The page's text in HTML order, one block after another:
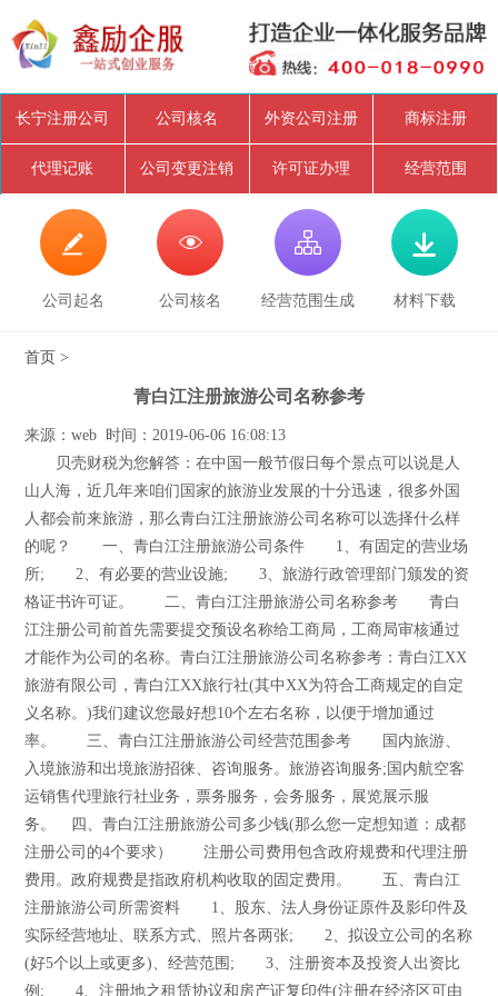
长宁注册公司 公司核名 外资公司注册 商标注册
代理记账 公司变更注销 许可证办理 经营范围

公司起名

公司核名

经营范围生成

材料下载
首页 >
青白江注册旅游公司名称参考
来源：web 时间：2019-06-06 16:08:13
贝壳财税为您解答：在中国一般节假日每个景点可以说是人
山人海，近几年来咱们国家的旅游业发展的十分迅速，很多外国
人都会前来旅游，那么青白江注册旅游公司名称可以选择什么样
的呢？ 一、青白江注册旅游公司条件 1、有固定的营业场
所; 2、有必要的营业设施; 3、旅游行政管理部门颁发的资
格证书许可证。 二、青白江注册旅游公司名称参考 青白
江注册公司前首先需要提交预设名称给工商局，工商局审核通过
才能作为公司的名称。青白江注册旅游公司名称参考：青白江XX
旅游有限公司，青白江XX旅行社(其中XX为符合工商规定的自定
义名称。)我们建议您最好想10个左右名称，以便于增加通过
率。 三、青白江注册旅游公司经营范围参考 国内旅游、
入境旅游和出境旅游招徕、咨询服务。旅游咨询服务;国内航空客
运销售代理旅行社业务，票务服务，会务服务，展览展示服
务。 四、青白江注册旅游公司多少钱(那么您一定想知道：成都
注册公司的4个要求） 注册公司费用包含政府规费和代理注册
费用。政府规费是指政府机构收取的固定费用。 五、青白江
注册旅游公司所需资料 1、股东、法人身份证原件及影印件及
实际经营地址、联系方式、照片各两张; 2、拟设立公司的名称
(好5个以上或更多)、经营范围; 3、注册资本及投资人出资比
例; 4、注册地之租赁协议和房产证复印件(注册在经济区可由